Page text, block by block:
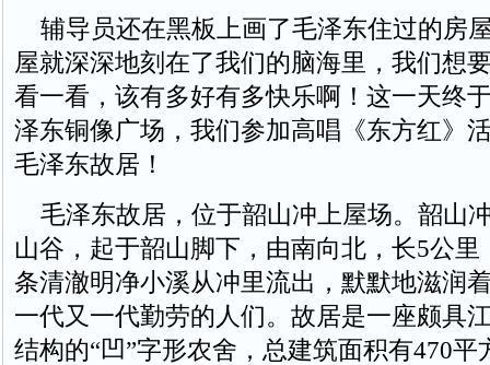
辅导员还在黑板上画了毛泽东住过的房
屋就深深地刻在了我们的脑海里，我们想
看一看，该有多好有多快乐啊！这一天终
泽东铜像广场，我们参加高唱《东方红》
毛泽东故居！
毛泽东故居，位于韶山冲上屋场。韶山
山谷，起于韶山脚下，由南向北，长5公里
条清澈明净小溪从冲里流出，默默地滋润
一代又一代勤劳的人们。故居是一座颇具
结构的“凹”字形农舍，总建筑面积有470平